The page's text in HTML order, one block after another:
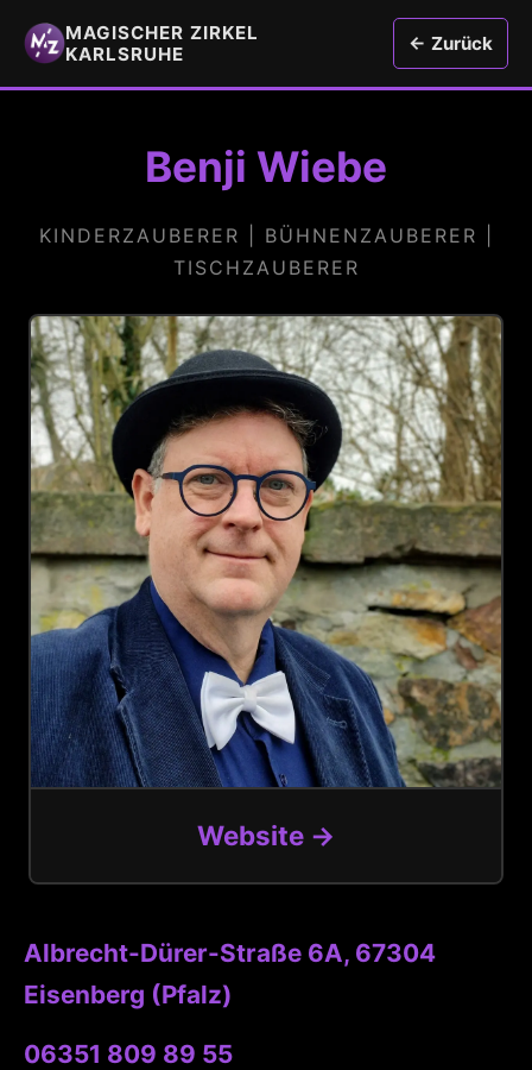
MAGISCHER ZIRKEL
KARLSRUHE
← Zurück
Website →
Benji Wiebe
KINDERZAUBERER | BÜHNENZAUBERER |
TISCHZAUBERER
Albrecht-Dürer-Straße 6A, 67304
Eisenberg (Pfalz)
06351 809 89 55